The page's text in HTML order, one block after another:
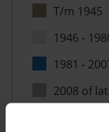
T/m 1945
1946 -
1981 -
2008 of